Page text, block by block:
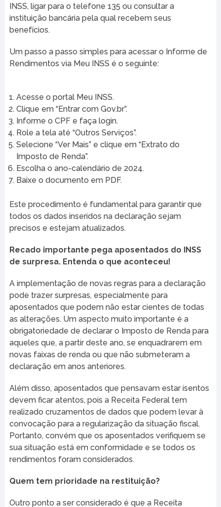
INSS, ligar para o telefone 135 ou consultar a
instituição bancária pela qual recebem seus
benefícios.
Um passo a passo simples para acessar o Informe de
Rendimentos via Meu INSS é o seguinte:
Acesse o portal Meu INSS.
Clique em “Entrar com Gov.br”.
Informe o CPF e faça login.
Role a tela até “Outros Serviços”.
Selecione “Ver Mais” e clique em “Extrato do
Imposto de Renda”.
Escolha o ano-calendário de 2024.
Baixe o documento em PDF.
Este procedimento é fundamental para garantir que
todos os dados inseridos na declaração sejam
precisos e estejam atualizados.
Recado importante pega aposentados do INSS
de surpresa. Entenda o que aconteceu!
A implementação de novas regras para a declaração
pode trazer surpresas, especialmente para
aposentados que podem não estar cientes de todas
as alterações. Um aspecto muito importante é a
obrigatoriedade de declarar o Imposto de Renda para
aqueles que, a partir deste ano, se enquadrarem em
novas faixas de renda ou que não submeteram a
declaração em anos anteriores.
Além disso, aposentados que pensavam estar isentos
devem ficar atentos, pois a Receita Federal tem
realizado cruzamentos de dados que podem levar à
convocação para a regularização da situação fiscal.
Portanto, convém que os aposentados verifiquem se
sua situação está em conformidade e se todos os
rendimentos foram considerados.
Quem tem prioridade na restituição?
Outro ponto a ser considerado é que a Receita